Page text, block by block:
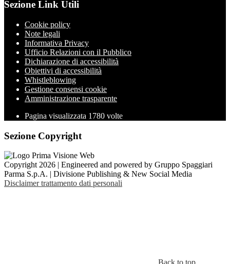
Sezione Link Utili
Cookie policy
Note legali
Informativa Privacy
Ufficio Relazioni con il Pubblico
Dichiarazione di accessibilità
Obiettivi di accessibilità
Whistleblowing
Gestione consensi cookie
Amministrazione trasparente
Pagina visualizzata 1780 volte
Sezione Copyright
Copyright 2026 | Engineered and powered by Gruppo Spaggiari
Parma S.p.A. | Divisione Publishing & New Social Media
Disclaimer trattamento dati personali